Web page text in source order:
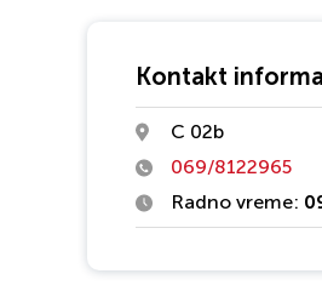
širom Srbije.
Super Dr. Max je jedan
značajno razlikuje od
dodatnih savetovališta
apoteke!
drastično je proširen
Kontakt
C 02b
069/8122965
Radno vreme: